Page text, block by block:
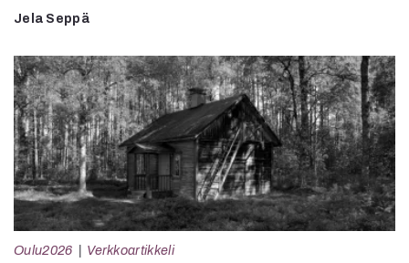
Jela Seppä
Oulu2026 Verkkoartikkeli